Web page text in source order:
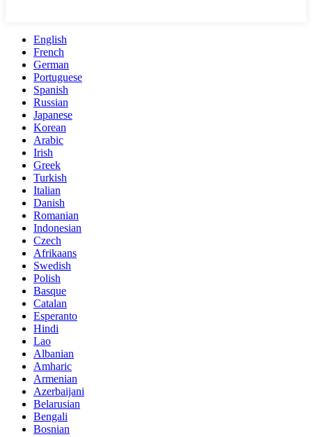
English
French
German
Portuguese
Spanish
Russian
Japanese
Korean
Arabic
Irish
Greek
Turkish
Italian
Danish
Romanian
Indonesian
Czech
Afrikaans
Swedish
Polish
Basque
Catalan
Esperanto
Hindi
Lao
Albanian
Amharic
Armenian
Azerbaijani
Belarusian
Bengali
Bosnian